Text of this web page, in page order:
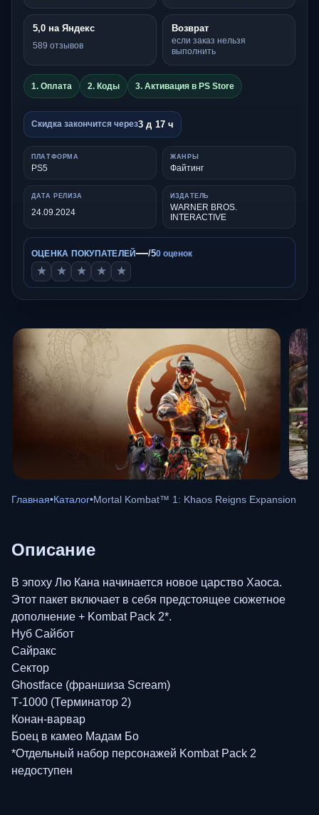
5,0 на Яндекс
589 отзывов
Возврат
если заказ нельзя
выполнить
1. Оплата 2. Коды 3. Активация в PS Store
Скидка закончится через3 д 17 ч
ПЛАТФОРМА
PS5
ЖАНРЫ
Файтинг
ДАТА РЕЛИЗА
24.09.2024
ИЗДАТЕЛЬ
WARNER BROS.
INTERACTIVE
ОЦЕНКА ПОКУПАТЕЛЕЙ—/50 оценок
★ ★ ★ ★ ★
Главная•Каталог•Mortal Kombat™ 1: Khaos Reigns Expansion
Описание
В эпоху Лю Кана начинается новое царство Хаоса.
Этот пакет включает в себя предстоящее сюжетное
дополнение + Kombat Pack 2*.
Нуб Сайбот
Сайракс
Сектор
Ghostface (франшиза Scream)
Т-1000 (Терминатор 2)
Конан-варвар
Боец в камео Мадам Бо
*Отдельный набор персонажей Kombat Pack 2
недоступен